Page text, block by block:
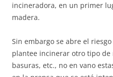
incineradora, en un primer
madera.
Sin embargo se abre el
plantee incinerar otro tipo de
basuras, etc., no en vano